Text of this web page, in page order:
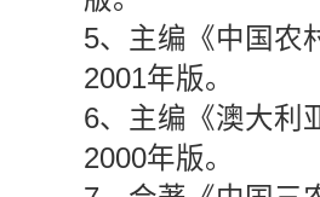
5、主编《中国农
2001年版。
6、主编《澳大利
2000年版。